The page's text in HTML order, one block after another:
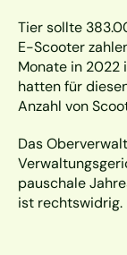
Tier sollte
E-Scooter
Monate in 2022
hatten für
Anzahl von
Das
pauschale
ist rechtswidrig.